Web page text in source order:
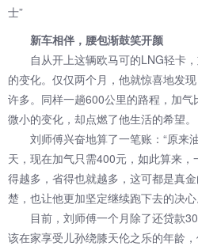
新车相伴，腰包渐鼓笑开颜
自从开上这辆欧马可的LNG轻卡
的变化。仅仅两个月，他就惊喜地发
许多。同样一趟600公里的路程，加
微小的变化，却点燃了他生活的希望。
刘师傅兴奋地算了一笔账：“原来
天，现在加气只需400元，如此算来
得越多，省得也就越多，这可都是真
楚，也让他更加坚定继续跑下去的决心
目前，刘师傅一个月除了还贷款
该在家享受儿孙绕膝天伦之乐的年龄